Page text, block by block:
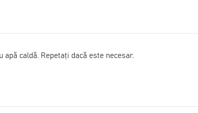
caldă. Repetați dacă este necesar.